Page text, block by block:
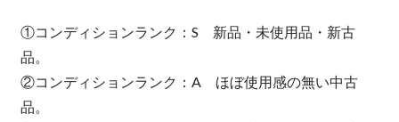
①コンディションランク：S 新品・未使用品・新古
品。
②コンディションランク：A ほぼ使用感の無い中古
品。